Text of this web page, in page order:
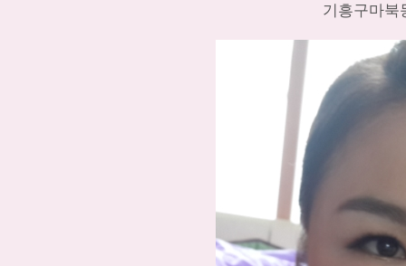
기흥구마북